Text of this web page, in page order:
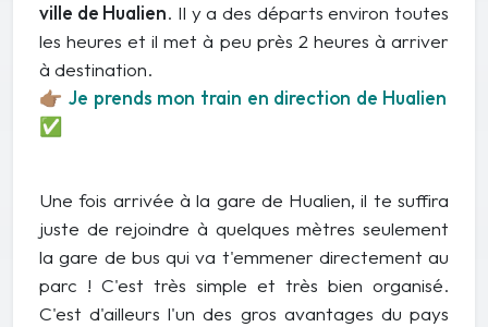
ville de Hualien. Il y a des départs environ toutes
les heures et il met à peu près 2 heures à arriver
à destination.
👉🏽 Je prends mon train en direction de Hualien
✅
Une fois arrivée à la gare de Hualien, il te suffira
juste de rejoindre à quelques mètres seulement
la gare de bus qui va t'emmener directement au
parc ! C'est très simple et très bien organisé.
C'est d'ailleurs l'un des gros avantages du pays